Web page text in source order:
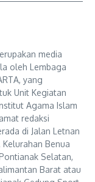
media
oleh Lembaga
yang
Unit Kegiatan
Agama Islam
redaksi
di Jalan Letnan
Kelurahan Benua
Selatan,
Barat atau